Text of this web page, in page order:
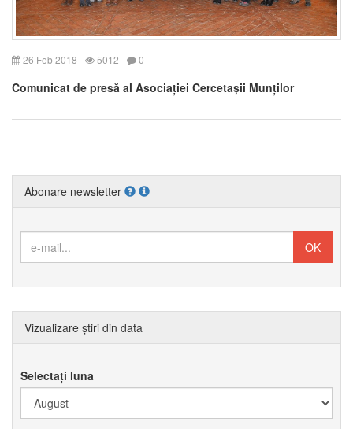
26 Feb 2018 5012 0
Comunicat de presă al Asociației Cercetașii Munților
Abonare newsletter
Vizualizare știri din data
Selectați luna